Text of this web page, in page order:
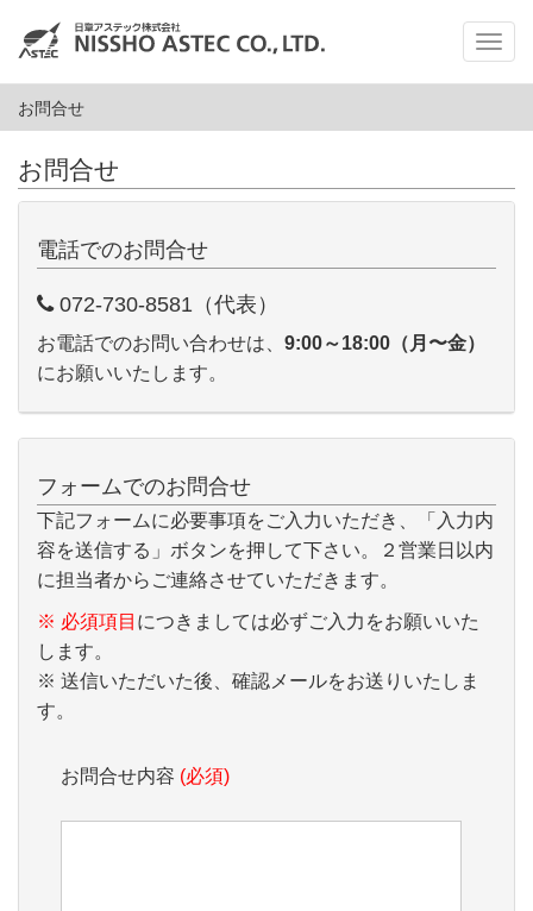
メ
ニ
お問合せ
お問合せ
電話でのお問合せ
072-730-8581（代表）
お電話でのお問い合わせは、 9:00～18:00（月〜金）
にお願いいたします。
フォームでのお問合せ
下記フォームに必要事項をご入力いただき、「入力内
容を送信する」ボタンを押して下さい。２営業日以内
に担当者からご連絡させていただきます。
※ 必須項目 につきましては必ずご入力をお願いいた
します。
※ 送信いただいた後、確認メールをお送りいたしま
す。
お問合せ内容 (必須)